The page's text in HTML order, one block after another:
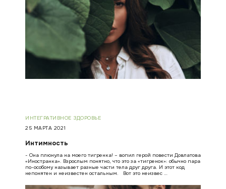
ИНТЕГРАТИВНОЕ ЗДОРОВЬЕ
25 МАРТА 2021
Интимность
- Она плюнула на моего тигренка! – вопил герой повести Довлатова
«Иностранка». Взрослым понятно, что это за «тигренок»: обычно пара
по-особому называет разные части тела друг друга. И этот код
непонятен и неизвестен остальным. Вот это неизвес …